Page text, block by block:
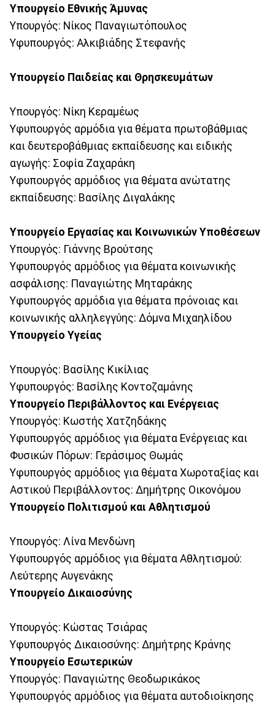
Υπουργείο Εθνικής Άμυνας
Υπουργός: Νίκος Παναγιωτόπουλος
Υφυπουργός: Αλκιβιάδης Στεφανής
Υπουργείο Παιδείας και Θρησκευμάτων
Υπουργός: Νίκη Κεραμέως
Υφυπουργός αρμόδια για θέματα πρωτοβάθμιας
και δευτεροβάθμιας εκπαίδευσης και ειδικής
αγωγής: Σοφία Ζαχαράκη
Υφυπουργός αρμόδιος για θέματα ανώτατης
εκπαίδευσης: Βασίλης Διγαλάκης
Υπουργείο Εργασίας και Κοινωνικών Υποθέσεων
Υπουργός: Γιάννης Βρούτσης
Υφυπουργός αρμόδιος για θέματα κοινωνικής
ασφάλισης: Παναγιώτης Μηταράκης
Υφυπουργός αρμόδια για θέματα πρόνοιας και
κοινωνικής αλληλεγγύης: Δόμνα Μιχαηλίδου
Yπουργείο Υγείας
Υπουργός: Βασίλης Κικίλιας
Υφυπουργός: Βασίλης Κοντοζαμάνης
Υπουργείο Περιβάλλοντος και Ενέργειας
Υπουργός: Κωστής Χατζηδάκης
Υφυπουργός αρμόδιος για θέματα Ενέργειας και
Φυσικών Πόρων: Γεράσιμος Θωμάς
Υφυπουργός αρμόδιος για θέματα Χωροταξίας και
Αστικού Περιβάλλοντος: Δημήτρης Οικονόμου
Υπουργείο Πολιτισμού και Αθλητισμού
Υπουργός: Λίνα Μενδώνη
Υφυπουργός αρμόδιος για θέματα Αθλητισμού:
Λεύτερης Αυγενάκης
Υπουργείο Δικαιοσύνης
Υπουργός: Κώστας Τσιάρας
Υφυπουργός Δικαιοσύνης: Δημήτρης Κράνης
Υπουργείο Εσωτερικών
Υπουργός: Παναγιώτης Θεοδωρικάκος
Υφυπουργός αρμόδιος για θέματα αυτοδιοίκησης